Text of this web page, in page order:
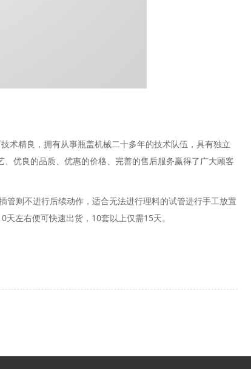
精良，拥有从事瓶盖机械二十多年的技术队伍，具有独立
优良的品质、优惠的价格、完善的售后服务赢得了广大顾客
则不进行后续动作，适合无法进行理料的试管进行手工放置
左右便可快速出货，10套以上仅需15天。